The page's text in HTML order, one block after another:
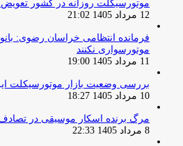
موتورسیکلت روزانه در کشور
12 مرداد 1405 21:02
فرمانده انتظامی خراسان رضوی:
موتورسواری نکنند
11 مرداد 1405 19:00
بررسی وضعیت بازار موتورسیکلت
10 مرداد 1405 18:27
مرگ برنده اسکار موسیقی در
8 مرداد 1405 22:33